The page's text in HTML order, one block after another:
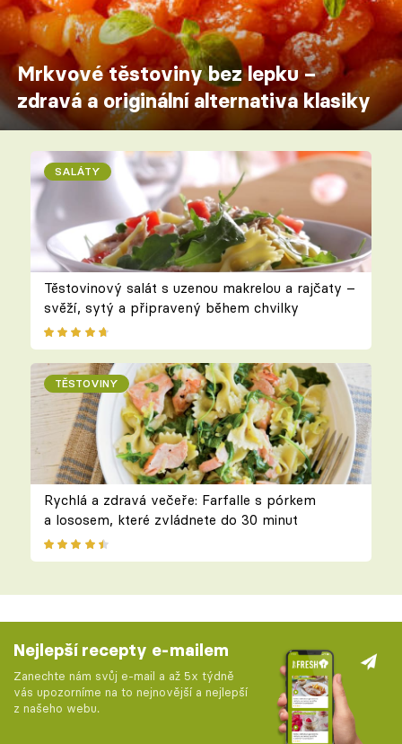
Mrkvové těstoviny bez lepku –
zdravá a originální alternativa klasiky
SALÁTY
Těstovinový salát s uzenou makrelou a rajčaty –
svěží, sytý a připravený během chvilky
TĚSTOVINY
Rychlá a zdravá večeře: Farfalle s pórkem
a lososem, které zvládnete do 30 minut
Nejlepší recepty e-mailem
Zanechte nám svůj e-mail a až 5x týdně
vás upozorníme na to nejnovější a nejlepší
z našeho webu.